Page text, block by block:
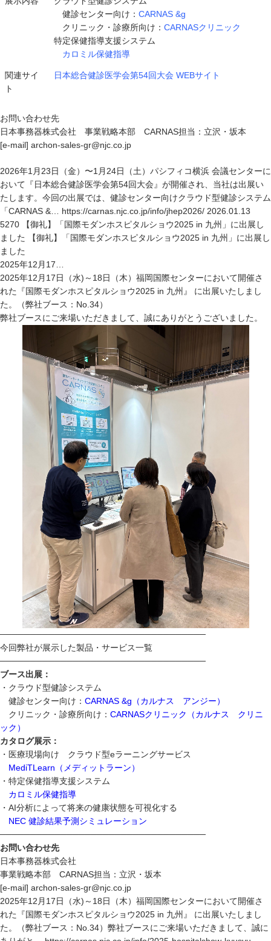
健診センター向け： CARNAS &g
クリニック・診療所向け： CARNASクリニック
特定保健指導支援システム
カロミル保健指導
関連サイ
ト
日本総合健診医学会第54回大会 WEBサイト
お問い合わせ先
日本事務器株式会社 事業戦略本部 CARNAS担当：立沢・坂本
[e-mail] archon-sales-gr@njc.co.jp
2026年1月23日（金）〜1月24日（土）パシフィコ横浜 会議センターに
おいて『日本総合健診医学会第54回大会』が開催され、当社は出展い
たします。今回の出展では、健診センター向けクラウド型健診システム
「CARNAS &… https://carnas.njc.co.jp/info/jhep2026/ 2026.01.13
5270 【御礼】「国際モダンホスピタルショウ2025 in 九州」に出展し
ました 【御礼】「国際モダンホスピタルショウ2025 in 九州」に出展し
ました
2025年12月17…
2025年12月17日（水)～18日（木）福岡国際センターにおいて開催さ
れた『国際モダンホスピタルショウ2025 in 九州』 に出展いたしまし
た。（弊社ブース：No.34）
弊社ブースにご来場いただきまして、誠にありがとうございました。
──────────────────────────────────
今回弊社が展示した製品・サービス一覧
──────────────────────────────────
ブース出展：
・クラウド型健診システム
健診センター向け： CARNAS &g（カルナス アンジー）
クリニック・診療所向け： CARNASクリニック（カルナス クリニ
ック）
カタログ展示：
・医療現場向け クラウド型eラーニングサービス
MediTLearn（メディットラーン）
・特定保健指導支援システム
カロミル保健指導
・AI分析によって将来の健康状態を可視化する
NEC 健診結果予測シミュレーション
──────────────────────────────────
お問い合わせ先
日本事務器株式会社
事業戦略本部 CARNAS担当：立沢・坂本
[e-mail] archon-sales-gr@njc.co.jp
2025年12月17日（水)～18日（木）福岡国際センターにおいて開催さ
れた『国際モダンホスピタルショウ2025 in 九州』 に出展いたしまし
た。（弊社ブース：No.34）弊社ブースにご来場いただきまして、誠に